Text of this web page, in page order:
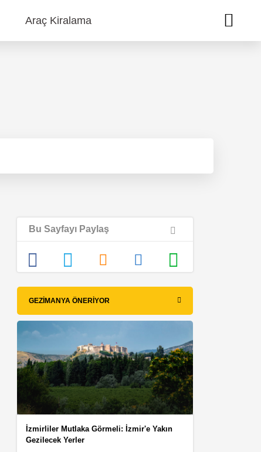
Araç Kiralama
Bu Sayfayı Paylaş
GEZIMANYA ÖNERIYOR
İzmirliler Mutlaka Görmeli: İzmir'e Yakın
Gezilecek Yerler